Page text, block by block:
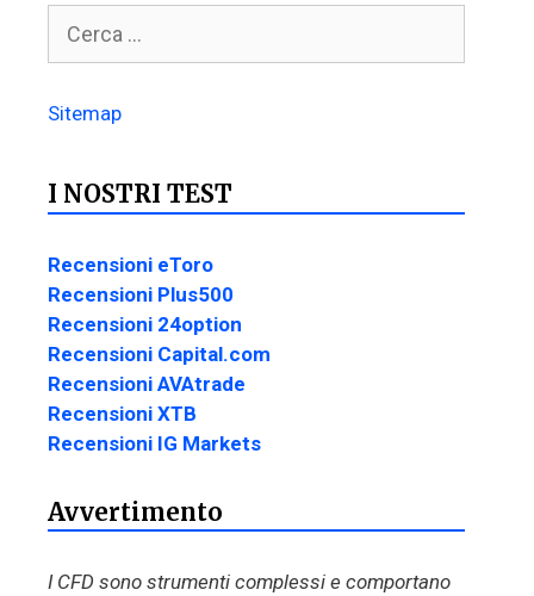
Sitemap
I NOSTRI TEST
Recensioni eToro
Recensioni Plus500
Recensioni 24option
Recensioni Capital.com
Recensioni AVAtrade
Recensioni XTB
Recensioni IG Markets
Avvertimento
I CFD sono strumenti complessi e comportano